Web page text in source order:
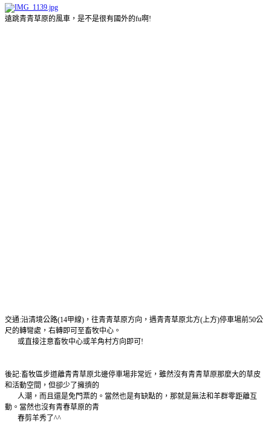
遠跳青青草原的風車，是不是很有國外的fu啊!
交通:沿清境公路(14甲線)，往青青草原方向，遇青青草原北方(上方)停車場前50公
尺的轉彎處，右轉即可至畜牧中心。
或直接注意畜牧中心或羊角村方向即可!
後記:畜牧區步道離青青草原北邊停車場非常近，雖然沒有青青草原那麼大的草皮
和活動空間，但卻少了擁擠的
人潮，而且還是免門票的。當然也是有缺點的，那就是無法和羊群零距離互
動。當然也沒有青春草原的青
春剪羊秀了^^